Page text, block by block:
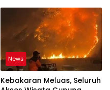
News
Kebakaran Meluas, Seluruh